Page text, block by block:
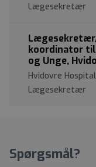
Lægesekretær
koordinator
og Unge,
Hvidovre
Lægesekretær
Spørgsmål?